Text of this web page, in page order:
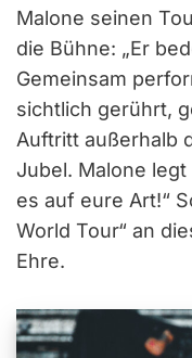
Malone seinen
die Bühne: „Er
Gemeinsam
sichtlich gerührt,
Auftritt außerhalb
Jubel. Malone
es auf eure Art!“
World Tour“ an
Ehre.